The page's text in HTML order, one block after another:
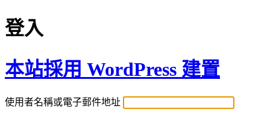
登入
本站採用 WordPress 建置
使用者名稱或電子郵件地址